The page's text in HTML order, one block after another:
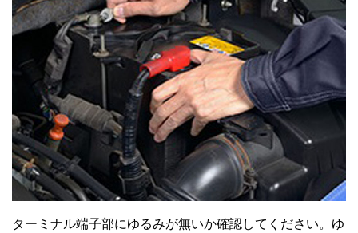
ターミナル端子部にゆるみが無いか確認してください。ゆ